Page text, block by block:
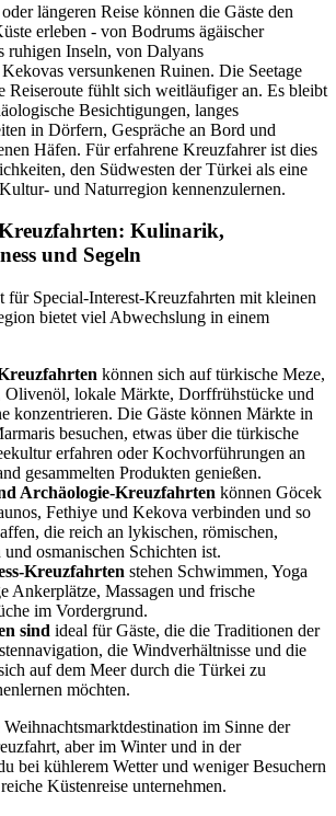
längeren Reise können die Gäste den
erleben - von Bodrums ägäischer
ruhigen Inseln, von Dalyans
versunkenen Ruinen. Die Seetage
Reiseroute fühlt sich weitläufiger an. Es bleibt
Besichtigungen, langes
in Dörfern, Gespräche an Bord und
Häfen. Für erfahrene Kreuzfahrer ist dies
den Südwesten der Türkei als eine
und Naturregion kennenzulernen.
Kulinarik,
und Segeln
für Special-Interest-Kreuzfahrten mit kleinen
bietet viel Abwechslung in einem
können sich auf türkische Meze,
Olivenöl, lokale Märkte, Dorffrühstücke und
konzentrieren. Die Gäste können Märkte in
besuchen, etwas über die türkische
erfahren oder Kochvorführungen an
gesammelten Produkten genießen.
Archäologie-Kreuzfahrten können Göcek
Fethiye und Kekova verbinden und so
die reich an lykischen, römischen,
osmanischen Schichten ist.
Kreuzfahrten stehen Schwimmen, Yoga
Ankerplätze, Massagen und frische
im Vordergrund.
sind ideal für Gäste, die die Traditionen der
die Windverhältnisse und die
auf dem Meer durch die Türkei zu
möchten.
im Sinne der
aber im Winter und in der
bei kühlerem Wetter und weniger Besuchern
Küstenreise unternehmen.